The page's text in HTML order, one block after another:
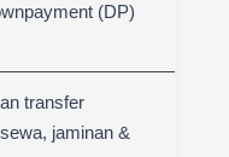
(DP)
transfer
jaminan &